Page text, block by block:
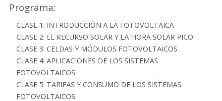
Programa:
CLASE 1: INTRODUCCIÓN A LA FOTOVOLTAICA
CLASE 2: EL RECURSO SOLAR Y LA HORA SOLAR PICO
CLASE 3: CELDAS Y MÓDULOS FOTOVOLTAICOS
CLASE 4: APLICACIONES DE LOS SISTEMAS
FOTOVOLTAICOS
CLASE 5: TARIFAS Y CONSUMO DE LOS SISTEMAS
FOTOVOLTAICOS